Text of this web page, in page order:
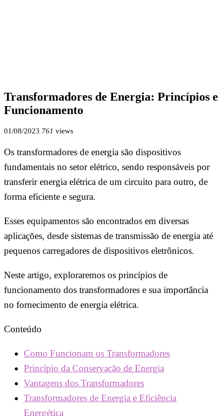
Transformadores de Energia: Princípios e
Funcionamento
01/08/2023 761 views
Os transformadores de energia são dispositivos
fundamentais no setor elétrico, sendo responsáveis por
transferir energia elétrica de um circuito para outro, de
forma eficiente e segura.
Esses equipamentos são encontrados em diversas
aplicações, desde sistemas de transmissão de energia até
pequenos carregadores de dispositivos eletrônicos.
Neste artigo, exploraremos os princípios de
funcionamento dos transformadores e sua importância
no fornecimento de energia elétrica.
Conteúdo
Como Funcionam os Transformadores
Princípio da Conservação de Energia
Vantagens dos Transformadores
Transformadores de Energia e Eficiência
Energética